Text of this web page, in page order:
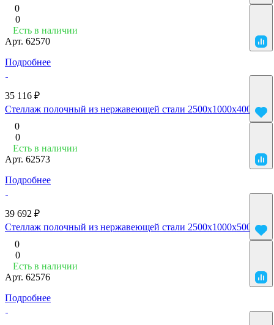
0
0
Есть в наличии
Арт. 62570
Подробнее
35 116 ₽
Стеллаж полочный из нержавеющей стали 2500x1000x400
0
0
Есть в наличии
Арт. 62573
Подробнее
39 692 ₽
Стеллаж полочный из нержавеющей стали 2500x1000x500
0
0
Есть в наличии
Арт. 62576
Подробнее